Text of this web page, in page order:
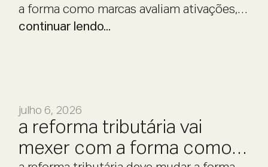
a forma como marcas avaliam ativações,
eventos e experiências.
continuar lendo...
julho 6, 2026
a reforma tributária vai
mexer com a forma como